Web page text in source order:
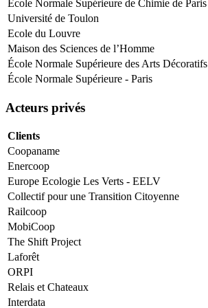
Ecole Normale Supérieure de Chimie de Paris
Université de Toulon
Ecole du Louvre
Maison des Sciences de l’Homme
École Normale Supérieure des Arts Décoratifs
École Normale Supérieure - Paris
Acteurs privés
Clients
Coopaname
Enercoop
Europe Ecologie Les Verts - EELV
Collectif pour une Transition Citoyenne
Railcoop
MobiCoop
The Shift Project
Laforêt
ORPI
Relais et Chateaux
Interdata